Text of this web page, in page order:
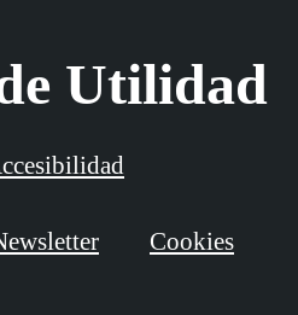
Utilidad
Cookies